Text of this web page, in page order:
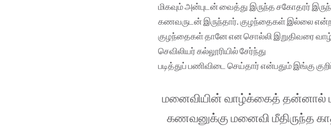
மிகவும் அன்புடன் வைத்து இருந்த சகோதரர்
கணவருடன் இருந்தார். குழந்தைகள் இல்லை
குழந்தைகள் தானே என சொல்லி இறுதிவரை
செவிலியர் கல்லூரியில் சேர்ந்து
படித்துப் பணிவிடை செய்தார் என்பதும் இங்கு
மனைவியின் வாழ்க்கைத் தன்னால்
கணவனுக்கு மனைவி மீதிருந்த